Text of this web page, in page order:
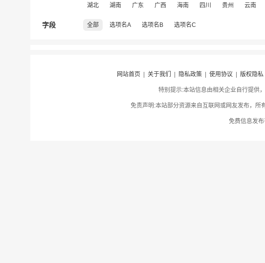
湖北
湖南 广东 广西 海南 四川 贵州 云南
字段 全部 选项名A 选项名B 选项名C
网站首页 关于我们 隐私政策| 使用协议 版权隐私
特别提示:本站信息由相关企业自行提供
免责声明:本站部分资源来自互联网或网友发布，
免费信息发布